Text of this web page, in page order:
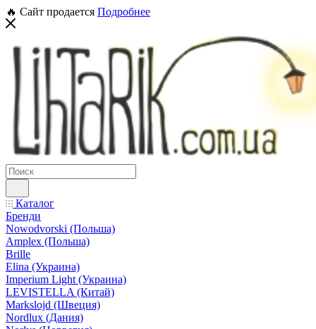
🔥 Сайт продается Подробнее
Каталог
Бренди
Nowodvorski (Польша)
Amplex (Польша)
Brille
Elina (Украина)
Imperium Light (Украина)
LEVISTELLA (Китай)
Markslojd (Швеция)
Nordlux (Дания)